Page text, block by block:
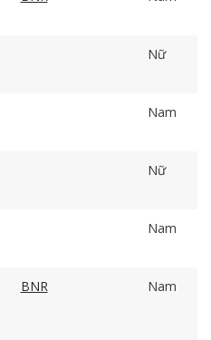
Nữ
Nam
Nữ
Nam
BNR Nam